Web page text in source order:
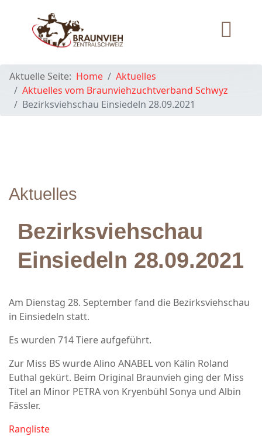
Aktuelle Seite: Home
Aktuelles
Aktuelles vom Braunviehzuchtverband Schwyz
Bezirksviehschau Einsiedeln 28.09.2021
Aktuelles
Bezirksviehschau
Einsiedeln 28.09.2021
Am Dienstag 28. September fand die Bezirksviehschau
in Einsiedeln statt.
Es wurden 714 Tiere aufgeführt.
Zur Miss BS wurde Alino ANABEL von Kälin Roland
Euthal gekürt. Beim Original Braunvieh ging der Miss
Titel an Minor PETRA von Kryenbühl Sonya und Albin
Fässler.
Rangliste